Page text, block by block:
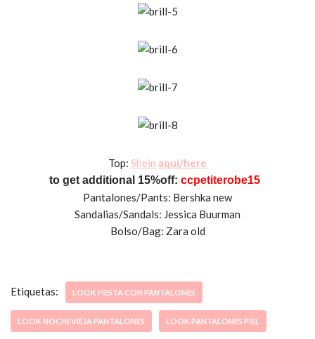
Top: Shein aquí/here
to get additional 15%off: ccpetiterobe15
Pantalones/Pants: Bershka new
Sandalias/Sandals: Jessica Buurman
Bolso/Bag: Zara old
Etiquetas: LOOK FIESTA CON PANTALONES
LOOK NOCHEVIEJA PANTALONES LOOK PANTALONES PIEL